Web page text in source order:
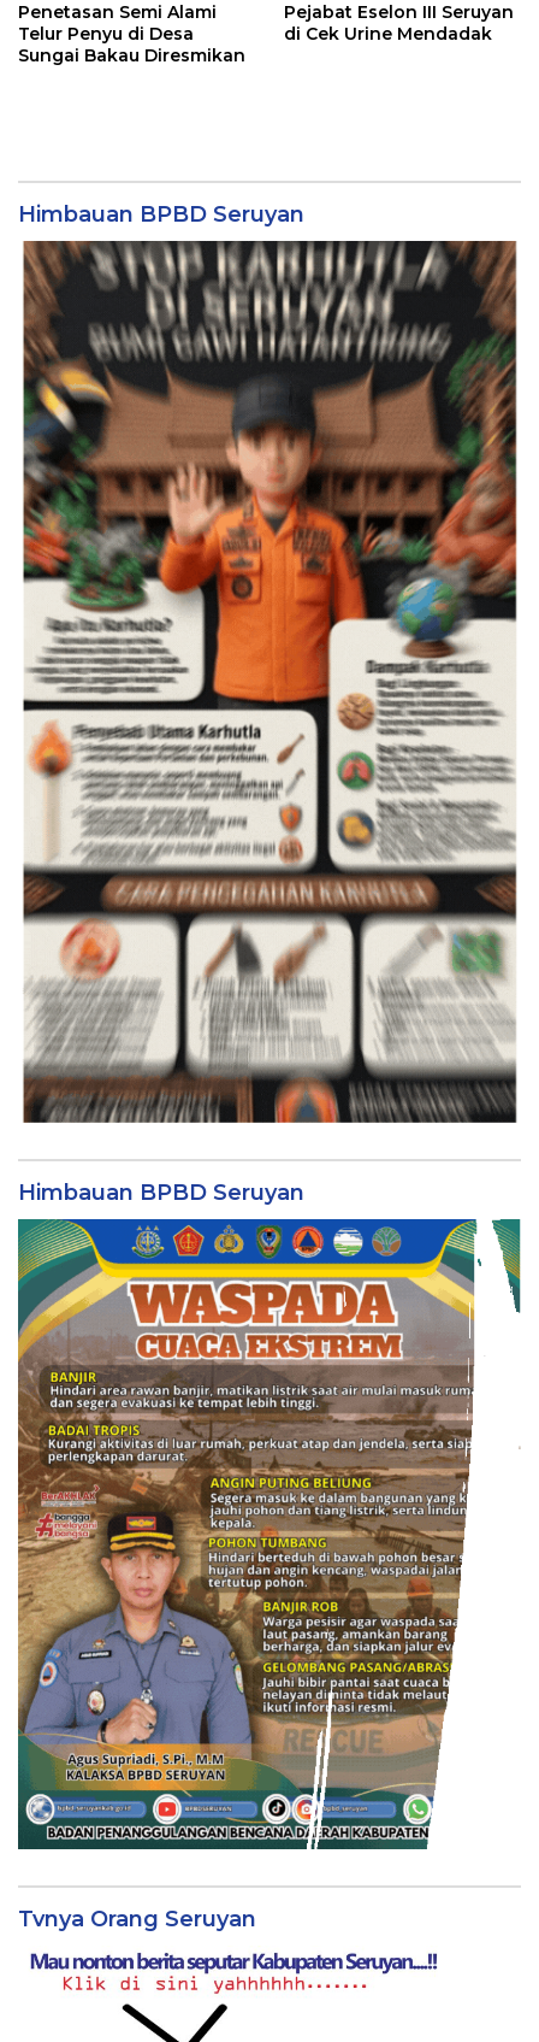
Penetasan Semi Alami
Telur Penyu di Desa
Sungai Bakau Diresmikan
Pejabat Eselon III Seruyan
di Cek Urine Mendadak
Himbauan BPBD Seruyan
Himbauan BPBD Seruyan
Tvnya Orang Seruyan